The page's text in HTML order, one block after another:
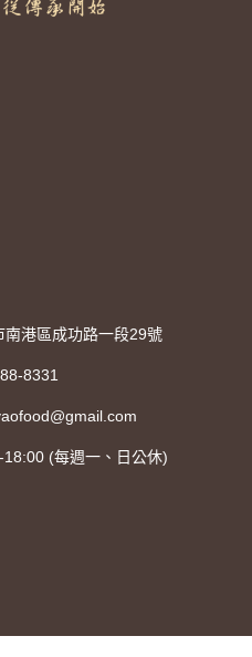
南港區成功路一段29號
8331
(每週一、日公休)